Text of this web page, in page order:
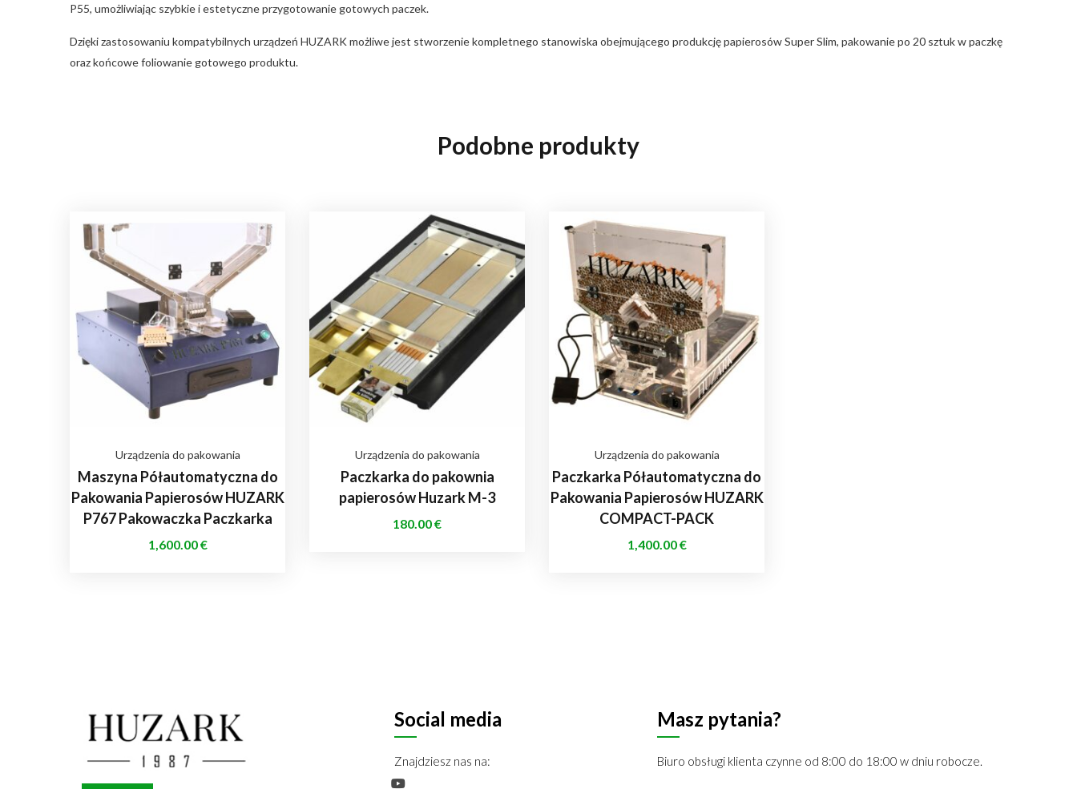
P55, umożliwiając szybkie i estetyczne przygotowanie gotowych paczek.
Dzięki zastosowaniu kompatybilnych urządzeń HUZARK możliwe jest stworzenie kompletnego stanowiska obejmującego produkcję papierosów Super Slim, pakowanie po 20 sztuk w paczkę
oraz końcowe foliowanie gotowego produktu.
Podobne produkty
Urządzenia do pakowania
Maszyna Półautomatyczna do
Pakowania Papierosów HUZARK
P767 Pakowaczka Paczkarka
1,600.00€
Urządzenia do pakowania
Paczkarka do pakownia
papierosów Huzark M-3
180.00€
Urządzenia do pakowania
Paczkarka Półautomatyczna do
Pakowania Papierosów HUZARK
COMPACT-PACK
1,400.00€
Social media
Znajdziesz nas na:
Masz pytania?
Biuro obsługi klienta czynne od 8:00 do 18:00 w dniu robocze.